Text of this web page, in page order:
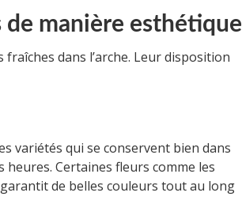
de manière esthétique
dans l’arche. Leur disposition
variétés qui se conservent bien dans
Certaines fleurs comme les
de belles couleurs tout au long